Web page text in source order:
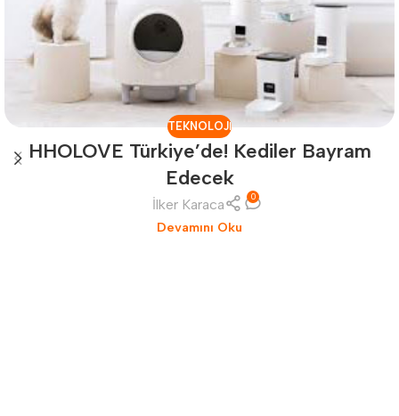
TEKNOLOJI
HHOLOVE Türkiye’de! Kediler Bayram
Edecek
İlker Karaca 0
Devamını Oku